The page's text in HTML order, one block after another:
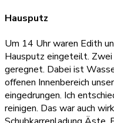
Hausputz
Um 14 Uhr waren Edith
Hausputz eingeteilt.
geregnet. Dabei ist
offenen Innenbereich
eingedrungen. Ich
reinigen. Das war auch